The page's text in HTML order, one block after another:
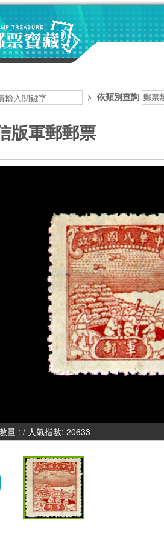
> 依類別查詢
版軍郵郵票
量 : / 人氣指數: 20633